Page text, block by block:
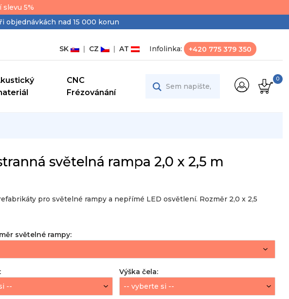
5%
objednávkách nad 15 000 korun
SK | CZ | AT Infolinka: +420 775 379 350
CNC
Frézovánání
0
světelná rampa 2,0 x 2,5 m
pro světelné rampy a nepřímé LED osvětlení. Rozměr 2,0 x 2,5
světelné rampy:
: Výška čela: